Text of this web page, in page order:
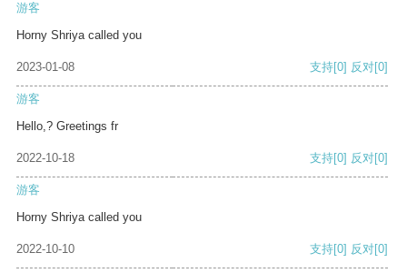
游客
Horny Shriya called you
2023-01-08 支持[0] 反对[0]
游客
Hello,? Greetings fr
2022-10-18 支持[0] 反对[0]
游客
Horny Shriya called you
2022-10-10 支持[0] 反对[0]